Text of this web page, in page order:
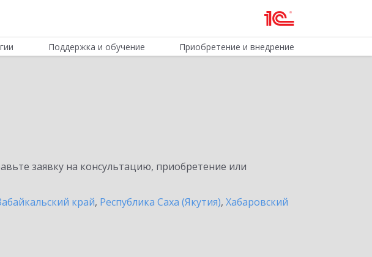
Поддержка и обучение Приобретение и внедрение
заявку на консультацию, приобретение или
край, Республика Саха (Якутия), Хабаровский